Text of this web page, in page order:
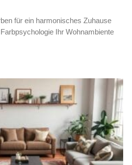
für ein harmonisches Zuhause
Ihr Wohnambiente